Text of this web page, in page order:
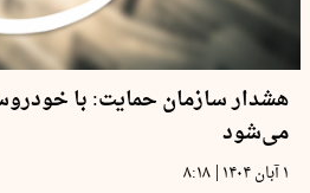
هشدار سازمان حمایت: با
می‌شود
۱ آبان ۱۴۰۴ | ۸:۱۸